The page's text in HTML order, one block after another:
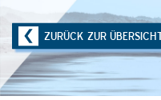
ZURÜCK ZUR